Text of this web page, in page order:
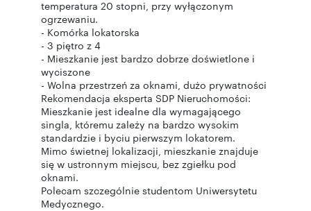
temperatura 20 stopni, przy wyłączonym
ogrzewaniu.
- Komórka lokatorska
- 3 piętro z 4
- Mieszkanie jest bardzo dobrze doświetlone i
wyciszone
- Wolna przestrzeń za oknami, dużo prywatności
Rekomendacja eksperta SDP Nieruchomości:
Mieszkanie jest idealne dla wymagającego
singla, któremu zależy na bardzo wysokim
standardzie i byciu pierwszym lokatorem.
Mimo świetnej lokalizacji, mieszkanie znajduje
się w ustronnym miejscu, bez zgiełku pod
oknami.
Polecam szczególnie studentom Uniwersytetu
Medycznego.